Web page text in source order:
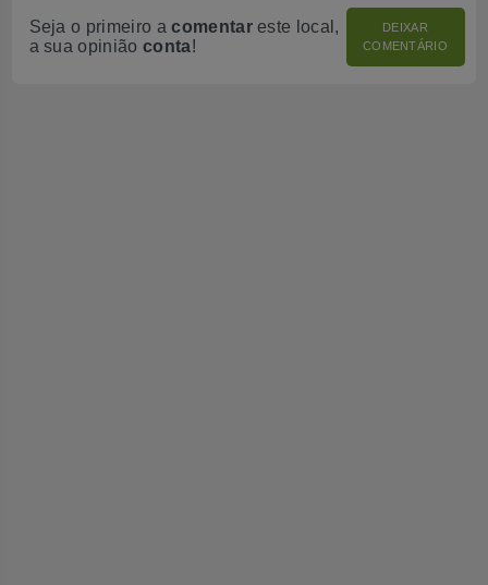
Seja o primeiro acomentareste local,
a sua opinião conta!
DEIXAR
COMENTÁRIO